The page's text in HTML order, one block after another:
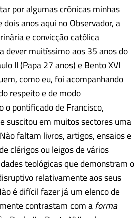
por algumas crónicas minhas
anos aqui no Observador, a
e convicção católica
dever muitíssimo aos 35 anos do
II (Papa 27 anos) e Bento XVI
como eu, foi acompanhando
respeito e de modo
pontificado de Francisco,
suscitou em muitos sectores uma
faltam livros, artigos, ensaios e
clérigos ou leigos de vários
teológicas que demonstram o
relativamente aos seus
é difícil fazer já um elenco de
contrastam com aforma